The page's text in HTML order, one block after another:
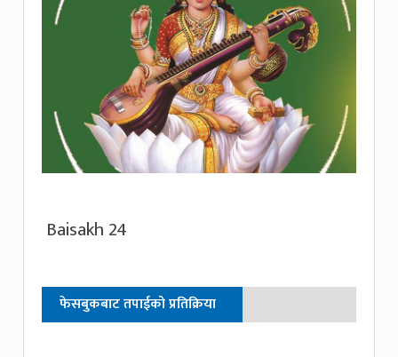
Baisakh 24
फेसबुकबाट तपाईको प्रतिक्रिया